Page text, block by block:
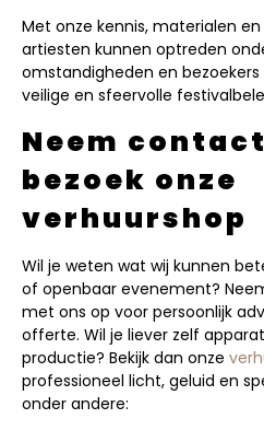
Met onze kennis, materialen
artiesten kunnen optreden
omstandigheden en
veilige en sfeervolle
Neem
bezoek onze
verhuurshop
Wil je weten wat wij kunnen
of openbaar evenement?
met ons op voor persoonlijk
offerte. Wil je liever zelf
productie? Bekijk dan onze
professioneel licht, geluid en
onder andere: